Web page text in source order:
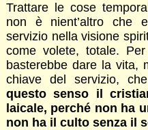
Trattare le cose
non è nient’altro che
servizio nella visione
come volete, totale.
basterebbe dare la vita,
chiave del servizio,
questo senso il
laicale, perché non ha
non ha il culto senza il